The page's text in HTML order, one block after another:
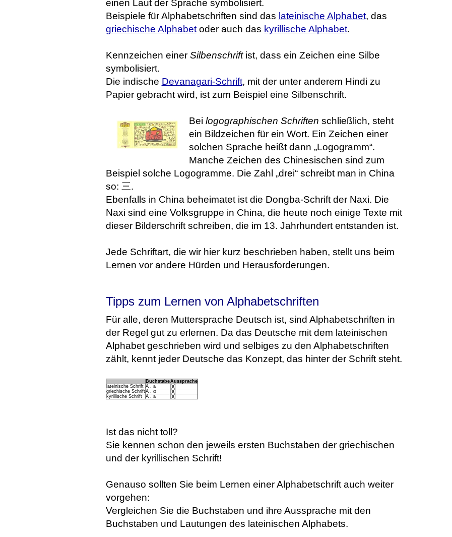
einen Laut der Sprache symbolisiert.
Beispiele für Alphabetschriften sind das lateinische Alphabet, das
griechische Alphabetoder auch das kyrillische Alphabet.
Kennzeichen einer Silbenschriftist, dass ein Zeichen eine Silbe
symbolisiert.
Die indische Devanagari-Schrift, mit der unter anderem Hindi zu
Papier gebracht wird, ist zum Beispiel eine Silbenschrift.
Bei logographischen Schriften schließlich, steht
ein Bildzeichen für ein Wort. Ein Zeichen einer
solchen Sprache heißt dann „Logogramm“.
Manche Zeichen des Chinesischen sind zum
Beispiel solche Logogramme. Die Zahl „drei“ schreibt man in China
so: 三.
Ebenfalls in China beheimatet ist die Dongba-Schrift der Naxi. Die
Naxi sind eine Volksgruppe in China, die heute noch einige Texte mit
dieser Bilderschrift schreiben, die im 13. Jahrhundert entstanden ist.
Jede Schriftart, die wir hier kurz beschrieben haben, stellt uns beim
Lernen vor andere Hürden und Herausforderungen.
Tipps zum Lernen von Alphabetschriften
Für alle, deren Muttersprache Deutsch ist, sind Alphabetschriften in
der Regel gut zu erlernen. Da das Deutsche mit dem lateinischen
Alphabet geschrieben wird und selbiges zu den Alphabetschriften
zählt, kennt jeder Deutsche das Konzept, das hinter der Schrift steht.
BuchstabeAussprache
lateinische Schrift A , a
[a]
griechische SchriftA , α
[a]
kyrillische Schrift
А , а [a]
Ist das nicht toll?
Sie kennen schon den jeweils ersten Buchstaben der griechischen
und der kyrillischen Schrift!
Genauso sollten Sie beim Lernen einer Alphabetschrift auch weiter
vorgehen:
Vergleichen Sie die Buchstaben und ihre Aussprache mit den
Buchstaben und Lautungen des lateinischen Alphabets.